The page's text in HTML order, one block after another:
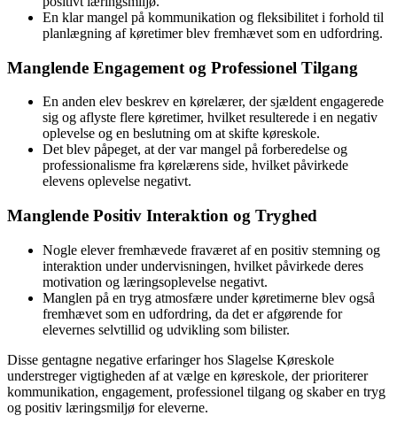
En klar mangel på kommunikation og fleksibilitet i forhold til
planlægning af køretimer blev fremhævet som en udfordring.
Manglende Engagement og Professionel Tilgang
En anden elev beskrev en kørelærer, der sjældent engagerede
sig og aflyste flere køretimer, hvilket resulterede i en negativ
oplevelse og en beslutning om at skifte køreskole.
Det blev påpeget, at der var mangel på forberedelse og
professionalisme fra kørelærens side, hvilket påvirkede
elevens oplevelse negativt.
Manglende Positiv Interaktion og Tryghed
Nogle elever fremhævede fraværet af en positiv stemning og
interaktion under undervisningen, hvilket påvirkede deres
motivation og læringsoplevelse negativt.
Manglen på en tryg atmosfære under køretimerne blev også
fremhævet som en udfordring, da det er afgørende for
elevernes selvtillid og udvikling som bilister.
Disse gentagne negative erfaringer hos Slagelse Køreskole
understreger vigtigheden af at vælge en køreskole, der prioriterer
kommunikation, engagement, professionel tilgang og skaber en tryg
og positiv læringsmiljø for eleverne.